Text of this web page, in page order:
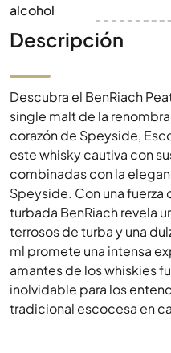
alcohol
Descripción
Descubra el BenRiach
single malt de la
corazón de Speyside,
este whisky cautiva con
combinadas con la
Speyside. Con una fuerza
turbada BenRiach revela
terrosos de turba y una
ml promete una intensa
amantes de los whiskies
inolvidable para los
tradicional escocesa en